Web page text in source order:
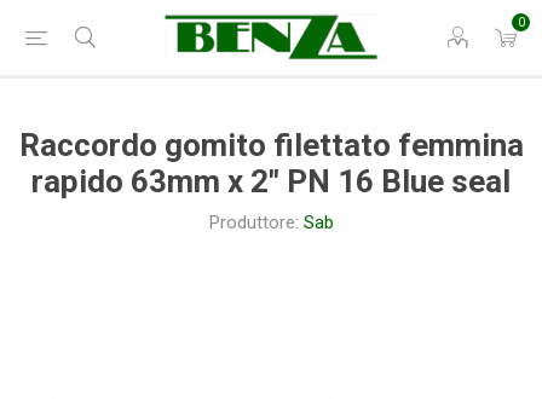
0
Raccordo gomito filettato femmina
rapido 63mm x 2" PN 16 Blue seal
Produttore: Sab